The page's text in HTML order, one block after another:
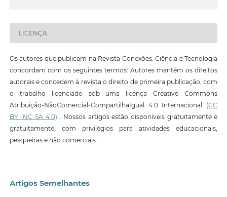
LICENÇA
Os autores que publicam na Revista Conexões: Ciência e Tecnologia
concordam com os seguintes termos: Autores mantêm os direitos
autorais e concedem à revista o direito de primeira publicação, com
o trabalho licenciado sob uma licença Creative Commons
Atribuição-NãoComercial-CompartilhaIgual 4.0 Internacional (CC
BY -NC-SA 4.0) . Nossos artigos estão disponíveis gratuitamente e
gratuitamente, com privilégios para atividades educacionais,
pesqueiras e não comerciais.
Artigos Semelhantes